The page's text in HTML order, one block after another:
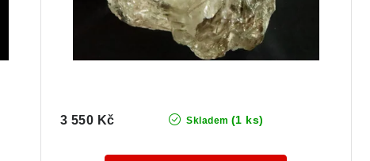
Skladem (1 ks)
3 550 Kč